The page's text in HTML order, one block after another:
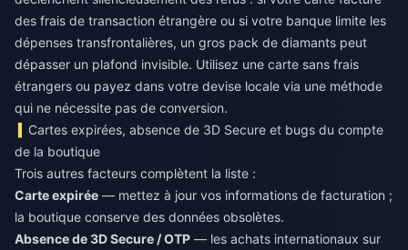
des frais de transaction étrangère ou si votre banque limite les
dépenses transfrontalières, un gros pack de diamants peut
dépasser un plafond invisible. Utilisez une carte sans frais
étrangers ou payez dans votre devise locale via une méthode
qui ne nécessite pas de conversion.
Cartes expirées, absence de 3D Secure et bugs du compte
de la boutique
Trois autres facteurs complètent la liste :
Carte expirée — mettez à jour vos informations de facturation ;
la boutique conserve des données obsolètes.
Absence de 3D Secure / OTP — les achats internationaux sur